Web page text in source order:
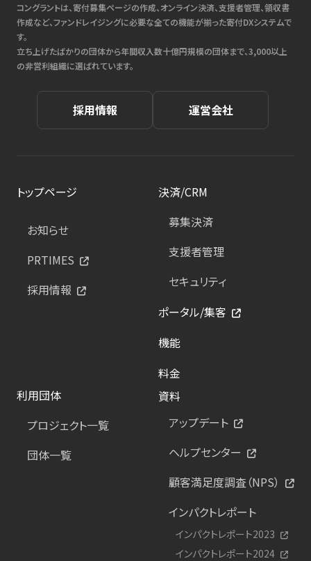
コングラントは、寄付募集ページの作成、オンライン決済、支援者管理、領収書
作成など、ファンドレイジングに必要な全ての機能が揃った寄付DXシステムで
す。
立ち上げたばかりの団体から年間収入数十億円規模の団体まで、3,000以上
の非営利組織に選ばれています。
採用情報 運営会社
トップページ
お知らせ
PRTIMES
採用情報
決済/CRM
募集決済
支援者管理
セキュリティ
ポータル/集客
機能
料金
利用団体
プロジェクト一覧
団体一覧
資料
アップデート
ヘルプセンター
顧客満足度調査（NPS）
インパクトレポート
インパクトレポート2023
インパクトレポート2024